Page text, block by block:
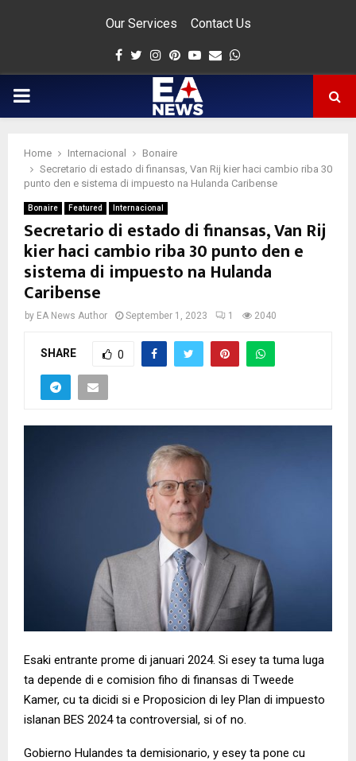
Our Services Contact Us
Facebook
Twitter
Instagram
Pinterest
Youtube
Email
PRIMARY
Home Internacional
Bonaire
Secretario di estado di finansas, Van Rij kier haci cambio riba 30
punto den e sistema di impuesto na Hulanda Caribense
Bonaire Featured Internacional
Secretario di estado di finansas, Van Rij
kier haci cambio riba 30 punto den e
sistema di impuesto na Hulanda
Caribense
by EA News Author September 1, 2023 1 2040
SHARE 0
Esaki entrante prome di januari 2024. Si esey ta tuma luga
ta depende di e comision fiho di finansas di Tweede
Kamer, cu ta dicidi si e Proposicion di ley Plan di impuesto
islanan BES 2024 ta controversial, si of no.
Gobierno Hulandes ta demisionario, y esey ta pone cu